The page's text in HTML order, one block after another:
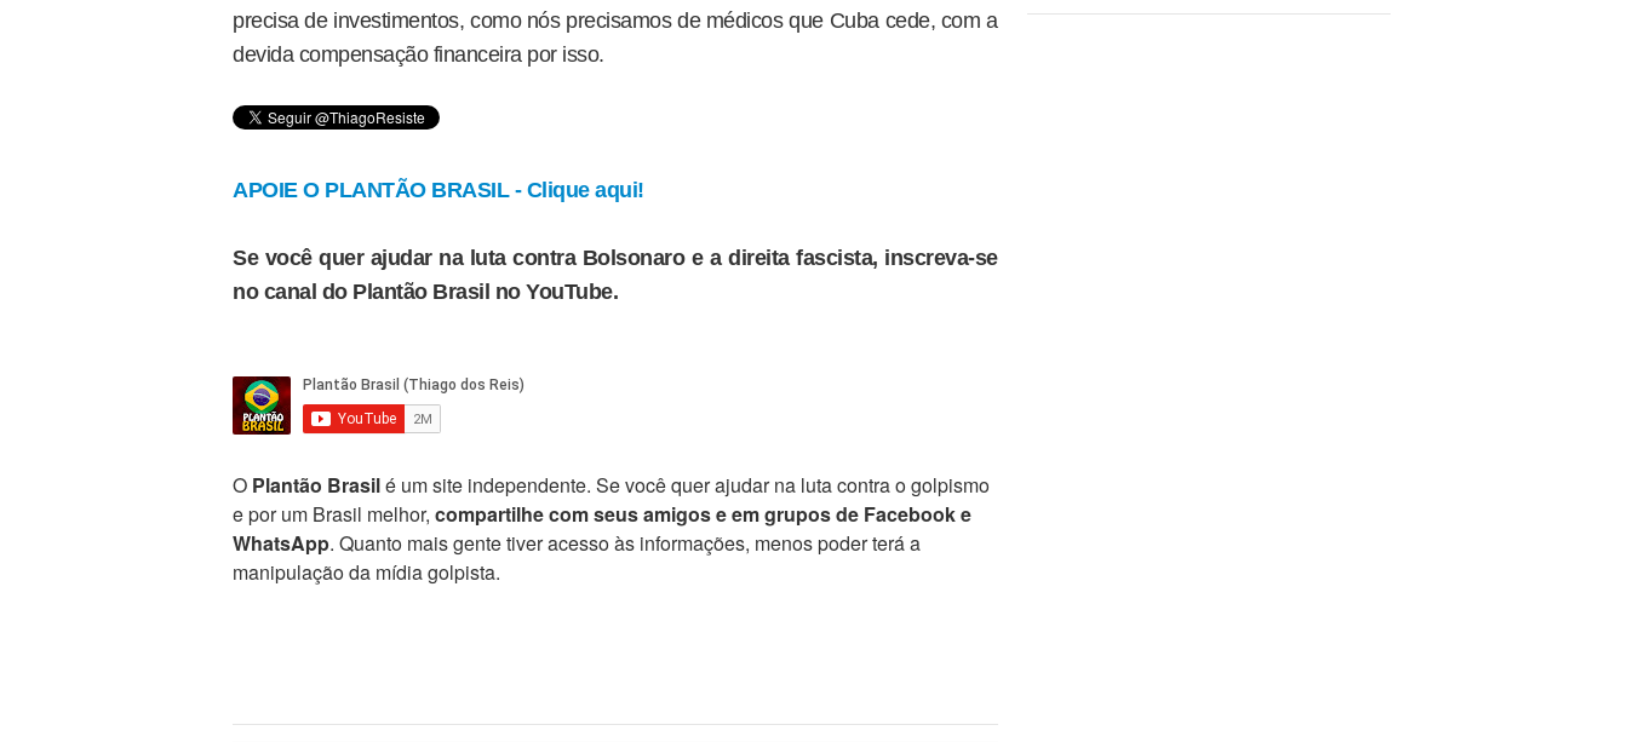
precisa de investimentos, como nós precisamos de médicos que Cuba cede, com a
devida compensação financeira por isso.
APOIE O PLANTÃO BRASIL - Clique aqui!
Se você quer ajudar na luta contra Bolsonaro e a direita fascista, inscreva-se
no canal do Plantão Brasil no YouTube.
O Plantão Brasilé um site independente. Se você quer ajudar na luta contra o golpismo
e por um Brasil melhor, compartilhe com seus amigos e em grupos de Facebook e
WhatsApp. Quanto mais gente tiver acesso às informações, menos poder terá a
manipulação da mídia golpista.